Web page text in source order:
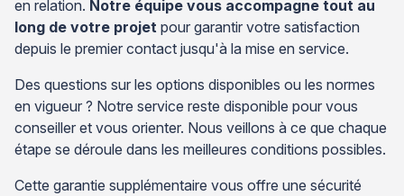
en relation. Notre équipe vous accompagne tout au
long de votre projet pour garantir votre satisfaction
depuis le premier contact jusqu'à la mise en service.
Des questions sur les options disponibles ou les normes
en vigueur ? Notre service reste disponible pour vous
conseiller et vous orienter. Nous veillons à ce que chaque
étape se déroule dans les meilleures conditions possibles.
Cette garantie supplémentaire vous offre une sécurité